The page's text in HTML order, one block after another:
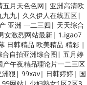
五月天色色网 | 亚洲高清欧
九九| 久久伊人在线五区|
亚洲 一二三四 | 天天综合
女激烈网站最新| 1.igao7
日韩精品 欧美精品 精彩 |
合自拍亚洲综合图 | 五月婷
产午夜精品理论片一二三区
洲狠 | 99xav| 日韩婷婷| 国